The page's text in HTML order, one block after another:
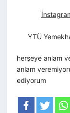
YTÜ
herşeye anlam
anlam
ediyorum